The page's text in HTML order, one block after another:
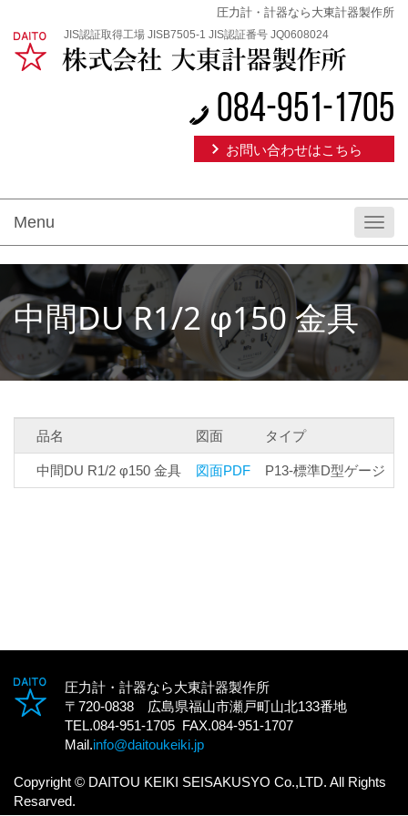
圧力計・計器なら大東計器製作所
JIS認証取得工場 JISB7505-1 JIS認証番号 JQ0608024
084-951-1705
お問い合わせはこちら
Menu
中間DU R1/2 φ150 金具
品名 図面 タイプ
中間DU R1/2 φ150 金具 図面PDF P13-標準D型ゲージ
圧力計・計器なら大東計器製作所
〒720-0838 広島県福山市瀬戸町山北133番地
TEL.084-951-1705 FAX.084-951-1707
Mail.info@daitoukeiki.jp
Copyright © DAITOU KEIKI SEISAKUSYO Co.,LTD. All Rights
Resarved.